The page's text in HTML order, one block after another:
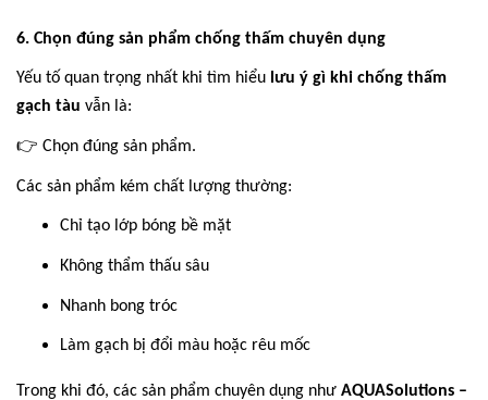
6. Chọn đúng sản phẩm chống thấm chuyên dụng
Yếu tố quan trọng nhất khi tìm hiểu lưu ý gì khi chống thấm
gạch tàu vẫn là:
👉 Chọn đúng sản phẩm.
Các sản phẩm kém chất lượng thường:
Chỉ tạo lớp bóng bề mặt
Không thẩm thấu sâu
Nhanh bong tróc
Làm gạch bị đổi màu hoặc rêu mốc
Trong khi đó, các sản phẩm chuyên dụng như AQUASolutions –